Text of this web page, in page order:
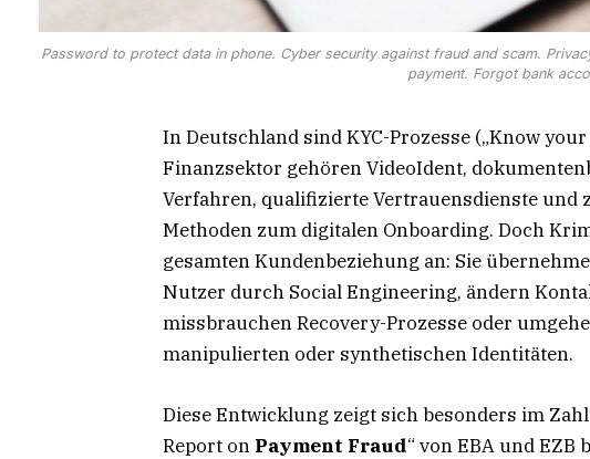
Password to protect data in phone. Cyber security against fraud and scam.
payment. Forgot bank
In Deutschland sind KYC-Prozesse („Know
Finanzsektor gehören VideoIdent,
Verfahren, qualifizierte Vertrauensdienste und
Methoden zum digitalen Onboarding. Doch
gesamten Kundenbeziehung an: Sie
Nutzer durch Social Engineering, ändern
missbrauchen Recovery-Prozesse oder
manipulierten oder synthetischen Identitäten.
Diese Entwicklung zeigt sich besonders im
Report on Payment Fraud“ von EBA und EZB